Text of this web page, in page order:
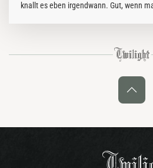
knallt es eben irgendwann. Gut, wenn